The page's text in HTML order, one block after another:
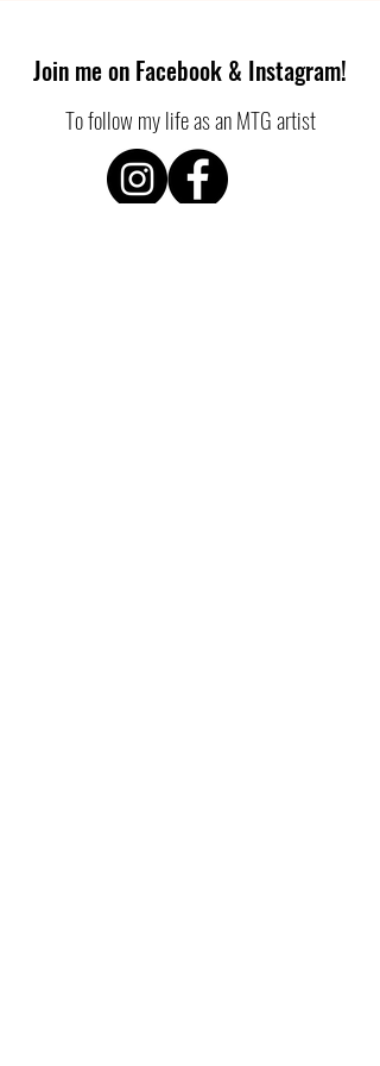
Join me on Facebook & Instagram!
To follow my life as an MTG artist